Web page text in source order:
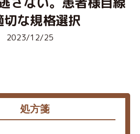
切な規格選択
2023/12/25
処方箋